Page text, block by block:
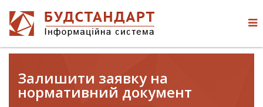
Залишити заявку на
нормативний документ